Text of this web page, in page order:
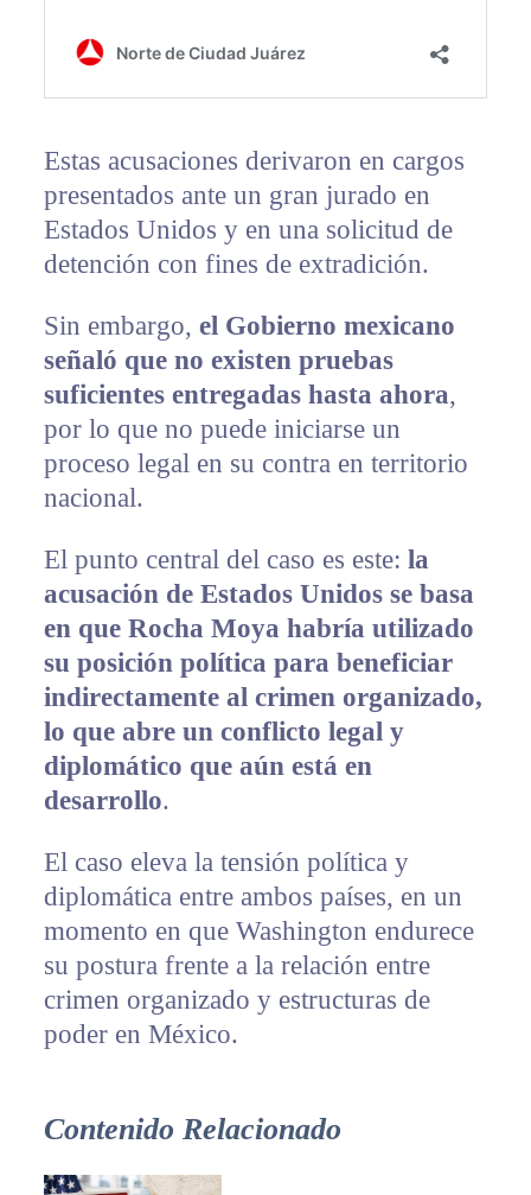
Estas acusaciones derivaron en cargos
presentados ante un gran jurado en
Estados Unidos y en una solicitud de
detención con fines de extradición.
Sin embargo, el Gobierno mexicano
señaló que no existen pruebas
suficientes entregadas hasta ahora,
por lo que no puede iniciarse un
proceso legal en su contra en territorio
nacional.
El punto central del caso es este: la
acusación de Estados Unidos se basa
en que Rocha Moya habría utilizado
su posición política para beneficiar
indirectamente al crimen organizado,
lo que abre un conflicto legal y
diplomático que aún está en
desarrollo.
El caso eleva la tensión política y
diplomática entre ambos países, en un
momento en que Washington endurece
su postura frente a la relación entre
crimen organizado y estructuras de
poder en México.
Contenido Relacionado